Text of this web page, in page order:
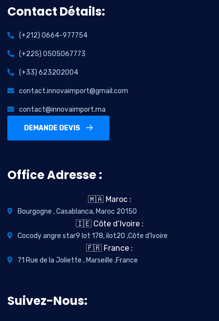
Contact Détails:
(+212) 0664-977754
(+225) 0505067773
(+33) 623202004
contact.innovaimport@gmail.com
contact@innovaimport.ma
DEMANDE DEVIS
Office Adresse :
🇲🇦 Maroc :
Bourgogne , Casablanca, Maroc 20150
🇮🇪 Côte d’Ivoire :
Cocody angre star9 lot 178, ilot20 ,Côte d'Ivoire
🇫🇷 France :
71 Rue de la Joliette , Marseille ,France
Suivez-Nous: